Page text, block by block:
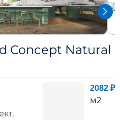
Concept Natural
2082 ₽
м2